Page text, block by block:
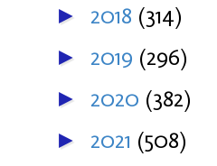
► 2018 (314)
► 2019 (296)
► 2020 (382)
► 2021 (508)